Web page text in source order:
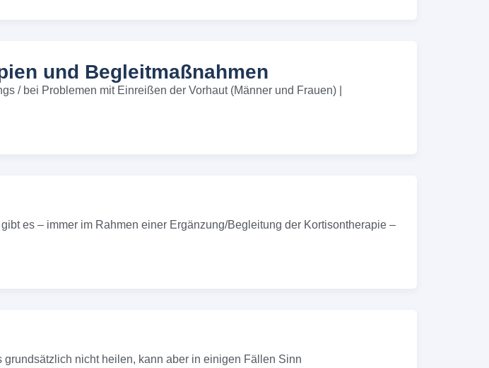
und Begleitmaßnahmen
/ bei Problemen mit Einreißen der Vorhaut (Männer und Frauen) |
es – immer im Rahmen einer Ergänzung/Begleitung der Kortisontherapie –
nicht heilen, kann aber in einigen Fällen Sinn